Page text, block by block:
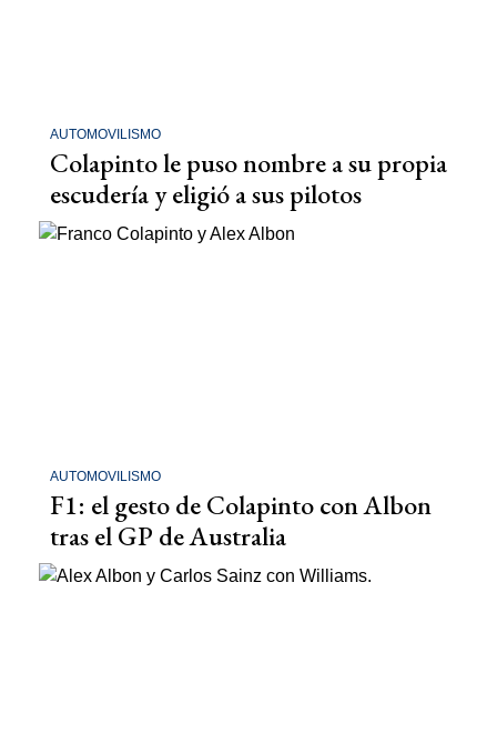
AUTOMOVILISMO
Colapinto le puso nombre a su propia
escudería y eligió a sus pilotos
AUTOMOVILISMO
F1: el gesto de Colapinto con Albon
tras el GP de Australia